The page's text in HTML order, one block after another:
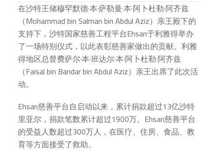
在沙特王储穆罕默德·本·萨勒曼·本·阿卜杜勒·阿齐兹
（Mohammad bin Salman bin Abdul Aziz）亲王殿下的
支持下，沙特国家慈善工程平台Ehsan于利雅得举办
了一场特别仪式，以此表彰慈善家做出的贡献。利雅
得地区总督费萨尔·本·班达尔·本·阿卜杜勒·阿齐兹
（Faisal bin Bandar bin Abdul Aziz）亲王出席了此次活
动。
Ehsan慈善平台自启动以来，累计捐款超过13亿沙特
里亚尔，捐款笔数累计超过1900万。Ehsan慈善平台
的受益人数超过300万人，在医疗、住房、食品、教
育等方面接受了救助。